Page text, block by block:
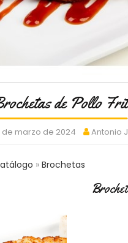
de Pollo
de marzo de 2024 Antonio
Brochetas